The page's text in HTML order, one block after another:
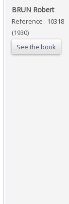
‎BRUN Robert‎
Reference : 10318
(1930)
See the book